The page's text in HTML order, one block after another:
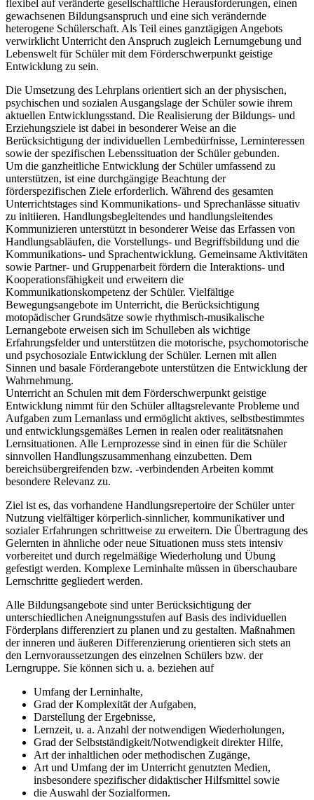
flexibel auf veränderte gesellschaftliche Herausforderungen, einen
gewachsenen Bildungsanspruch und eine sich verändernde
heterogene Schülerschaft. Als Teil eines ganztägigen Angebots
verwirklicht Unterricht den Anspruch zugleich Lernumgebung und
Lebenswelt für Schüler mit dem Förderschwerpunkt geistige
Entwicklung zu sein.
Die Umsetzung des Lehrplans orientiert sich an der physischen,
psychischen und sozialen Ausgangslage der Schüler sowie ihrem
aktuellen Entwicklungsstand. Die Realisierung der Bildungs- und
Erziehungsziele ist dabei in besonderer Weise an die
Berücksichtigung der individuellen Lernbedürfnisse, Lerninteressen
sowie der spezifischen Lebenssituation der Schüler gebunden.
Um die ganzheitliche Entwicklung der Schüler umfassend zu
unterstützen, ist eine durchgängige Beachtung der
förderspezifischen Ziele erforderlich. Während des gesamten
Unterrichtstages sind Kommunikations- und Sprechanlässe situativ
zu initiieren. Handlungsbegleitendes und handlungsleitendes
Kommunizieren unterstützt in besonderer Weise das Erfassen von
Handlungsabläufen, die Vorstellungs- und Begriffsbildung und die
Kommunikations- und Sprachentwicklung. Gemeinsame Aktivitäten
sowie Partner- und Gruppenarbeit fördern die Interaktions- und
Kooperationsfähigkeit und erweitern die
Kommunikationskompetenz der Schüler. Vielfältige
Bewegungsangebote im Unterricht, die Berücksichtigung
motopädischer Grundsätze sowie rhythmisch-musikalische
Lernangebote erweisen sich im Schulleben als wichtige
Erfahrungsfelder und unterstützen die motorische, psychomotorische
und psychosoziale Entwicklung der Schüler. Lernen mit allen
Sinnen und basale Förderangebote unterstützen die Entwicklung der
Wahrnehmung.
Unterricht an Schulen mit dem Förderschwerpunkt geistige
Entwicklung nimmt für den Schüler alltagsrelevante Probleme und
Aufgaben zum Lernanlass und ermöglicht aktives, selbstbestimmtes
und entwicklungsgemäßes Lernen in realen oder realitätsnahen
Lernsituationen. Alle Lernprozesse sind in einen für die Schüler
sinnvollen Handlungszusammenhang einzubetten. Dem
bereichsübergreifenden bzw. -verbindenden Arbeiten kommt
besondere Relevanz zu.
Ziel ist es, das vorhandene Handlungsrepertoire der Schüler unter
Nutzung vielfältiger körperlich-sinnlicher, kommunikativer und
sozialer Erfahrungen schrittweise zu erweitern. Die Übertragung des
Gelernten in ähnliche oder neue Situationen muss stets intensiv
vorbereitet und durch regelmäßige Wiederholung und Übung
gefestigt werden. Komplexe Lerninhalte müssen in überschaubare
Lernschritte gegliedert werden.
Alle Bildungsangebote sind unter Berücksichtigung der
unterschiedlichen Aneignungsstufen auf Basis des individuellen
Förderplans differenziert zu planen und zu gestalten. Maßnahmen
der inneren und äußeren Differenzierung orientieren sich stets an
den Lernvoraussetzungen des einzelnen Schülers bzw. der
Lerngruppe. Sie können sich u. a. beziehen auf
Umfang der Lerninhalte,
Grad der Komplexität der Aufgaben,
Darstellung der Ergebnisse,
Lernzeit, u. a. Anzahl der notwendigen Wiederholungen,
Grad der Selbstständigkeit/Notwendigkeit direkter Hilfe,
Art der inhaltlichen oder methodischen Zugänge,
Art und Umfang der im Unterricht genutzten Medien,
insbesondere spezifischer didaktischer Hilfsmittel sowie
die Auswahl der Sozialformen.